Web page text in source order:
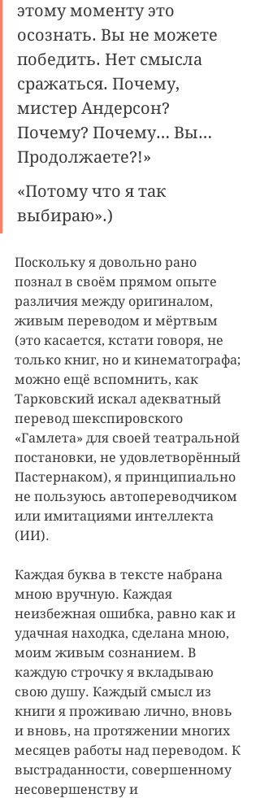
этому моменту это
осознать. Вы не можете
победить. Нет смысла
сражаться. Почему,
мистер Андерсон?
Почему? Почему… Вы…
Продолжаете?!»
«Потому что я так
выбираю».)
Поскольку я довольно рано
познал в своём прямом опыте
различия между оригиналом,
живым переводом и мёртвым
(это касается, кстати говоря, не
только книг, но и кинематографа;
можно ещё вспомнить, как
Тарковский искал адекватный
перевод шекспировского
«Гамлета» для своей театральной
постановки, не удовлетворённый
Пастернаком), я принципиально
не пользуюсь автопереводчиком
или имитациями интеллекта
(ИИ).
Каждая буква в тексте набрана
мною вручную. Каждая
неизбежная ошибка, равно как и
удачная находка, сделана мною,
моим живым сознанием. В
каждую строчку я вкладываю
свою душу. Каждый смысл из
книги я проживаю лично, вновь
и вновь, на протяжении многих
месяцев работы над переводом. К
выстраданности, совершенному
несовершенству и